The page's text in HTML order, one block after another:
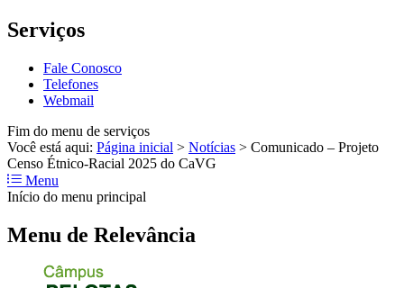
Serviços
Fale Conosco
Telefones
Webmail
Fim do menu de serviços
Você está aqui: Página inicial > Notícias > Comunicado – Projeto
Censo Étnico-Racial 2025 do CaVG
Menu
Início do menu principal
Menu de Relevância